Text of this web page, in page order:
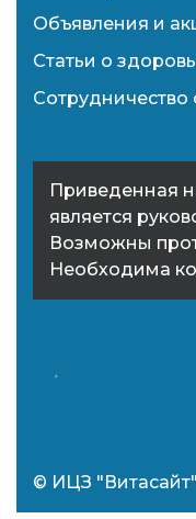
Объявления и
Статьи о
Сотрудничество
Приведенная
является
Возможны
Необходима
© ИЦЗ "Витасайт"